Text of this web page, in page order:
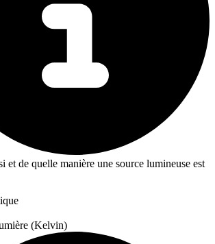
et de quelle manière une source lumineuse est
(Kelvin)